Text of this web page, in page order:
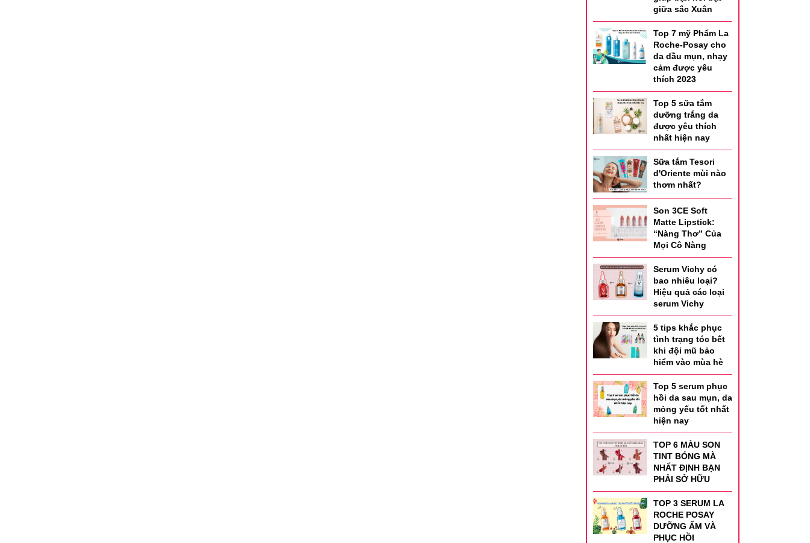
giữa sắc Xuân
Top 7 mỹ Phẩm La
Roche-Posay cho
da dầu mụn, nhạy
cảm được yêu
thích 2023
Top 5 sữa tắm
dưỡng trắng da
được yêu thích
nhất hiện nay
Sữa tắm Tesori
d'Oriente mùi nào
thơm nhất?
Son 3CE Soft
Matte Lipstick:
“Nàng Thơ” Của
Mọi Cô Nàng
Serum Vichy có
bao nhiêu loại?
Hiệu quả các loại
serum Vichy
5 tips khắc phục
tình trạng tóc bết
khi đội mũ bảo
hiểm vào mùa hè
Top 5 serum phục
hồi da sau mụn, da
mỏng yếu tốt nhất
hiện nay
TOP 6 MÀU SON
TINT BÓNG MÀ
NHẤT ĐỊNH BẠN
PHẢI SỞ HỮU
TOP 3 SERUM LA
ROCHE POSAY
DƯỠNG ẨM VÀ
PHỤC HỒI